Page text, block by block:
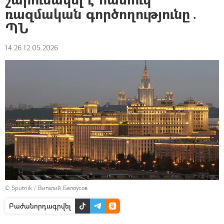
ռազմական գործողությունը․
ՊՆ
14:26 12.05.2026
© Sputnik / Виталий Белоусов
Բաժանորդագրվել